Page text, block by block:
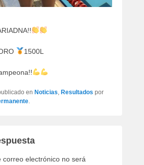
1500L
en Noticias Resultados por
correo electrónico no será